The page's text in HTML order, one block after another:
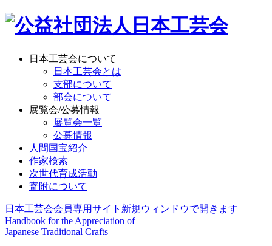
日本工芸会について
日本工芸会とは
支部について
部会について
展覧会/公募情報
展覧会一覧
公募情報
人間国宝紹介
作家検索
次世代育成活動
寄附について
日本工芸会会員専用サイト 新規ウィンドウで開きます
Handbook for the Appreciation of
Japanese Traditional Crafts